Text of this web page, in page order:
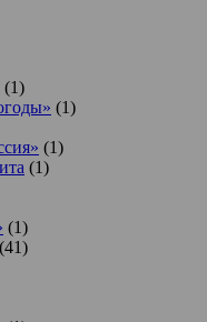
(1)
(1)
(1)
(1)
(1)
(41)